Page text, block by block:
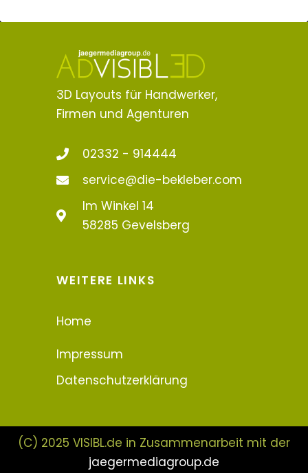
3D Layouts für Handwerker,
Firmen und Agenturen
02332 - 914444
service@die-bekleber.com
Im Winkel 14
58285 Gevelsberg
WEITERE LINKS
Home
Impressum
Datenschutzerklärung
(C) 2025 VISIBL.de in Zusammenarbeit mit der
jaegermediagroup.de